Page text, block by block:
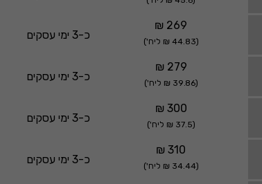
269 ₪
(44.83 ₪ ליח') כ-3 ימי עסקים
279 ₪
(39.86 ₪ ליח') כ-3 ימי עסקים
300 ₪
(37.5 ₪ ליח') כ-3 ימי עסקים
310 ₪
(34.44 ₪ ליח') כ-3 ימי עסקים